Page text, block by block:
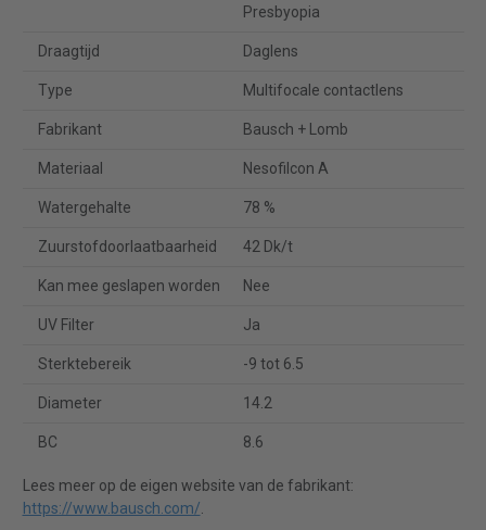
Presbyopia
Draagtijd Daglens
Type Multifocale contactlens
Fabrikant Bausch + Lomb
Materiaal Nesofilcon A
Watergehalte 78 %
Zuurstofdoorlaatbaarheid 42 Dk/t
Kan mee geslapen worden Nee
UV Filter Ja
Sterktebereik -9 tot 6.5
Diameter 14.2
BC 8.6
Lees meer op de eigen website van de fabrikant:
https://www.bausch.com/.